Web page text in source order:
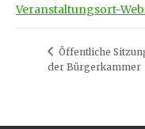
Veranstaltungsort-
Öffentliche
der Bürgerkammer